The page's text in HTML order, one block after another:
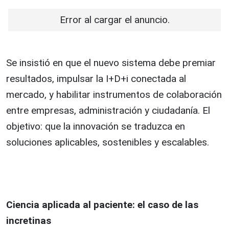
Error al cargar el anuncio.
Se insistió en que el nuevo sistema debe premiar
resultados, impulsar la I+D+i conectada al
mercado, y habilitar instrumentos de colaboración
entre empresas, administración y ciudadanía. El
objetivo: que la innovación se traduzca en
soluciones aplicables, sostenibles y escalables.
Ciencia aplicada al paciente: el caso de las
incretinas